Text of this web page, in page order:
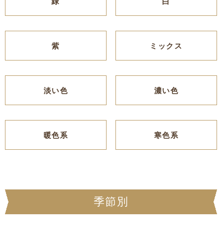
紫 ミックス
淡い色 濃い色
暖色系 寒色系
季節別